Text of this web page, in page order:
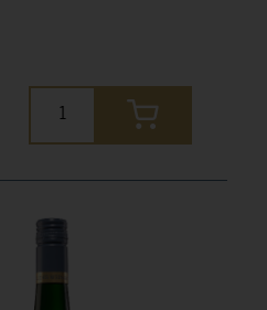
Mandarinen und
der feinen Schieferwürze